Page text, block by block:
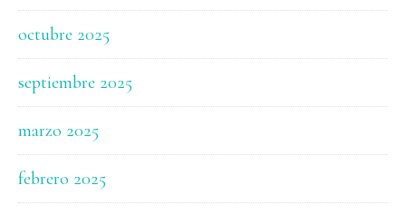
octubre 2025
septiembre 2025
marzo 2025
febrero 2025